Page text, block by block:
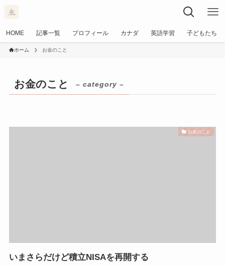
HOME 記事一覧 プロフィール カナダ 英語学習 子どもたち
ホーム お金のこと
お金のこと – category –
お金のこと
いまさらだけど積立NISAを再開する